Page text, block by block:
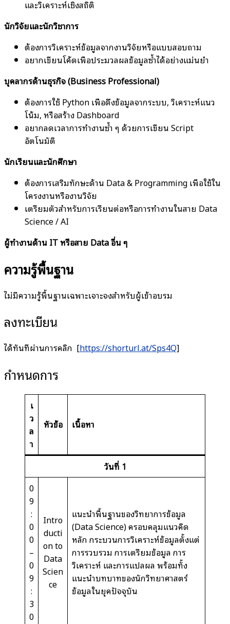
และวิเคราะห์เชิงสถิติ
นักวิจัยและนักวิชาการ
ต้องการวิเคราะห์ข้อมูลจากงานวิจัยหรือแบบสอบถาม
อยากเขียนโค้ดเพื่อประมวลผลข้อมูลซ้ำได้อย่างแม่นยำ
บุคลากรด้านธุรกิจ (Business Professional)
ต้องการใช้ Python เพื่อดึงข้อมูลจากระบบ, วิเคราะห์แนว
โน้ม, หรือสร้าง Dashboard
อยากลดเวลาการทำงานซ้ำ ๆ ด้วยการเขียน Script
อัตโนมัติ
นักเรียนและนักศึกษา
ต้องการเสริมทักษะด้าน Data & Programming เพื่อใช้ใน
โครงงานหรืองานวิจัย
เตรียมตัวสำหรับการเรียนต่อหรือการทำงานในสาย Data
Science / AI
ผู้ทำงานด้าน IT หรือสาย Data อื่น ๆ
ความรู้พื้นฐาน
ไม่มีความรู้พื้นฐานเฉพาะเจาะจงสำหรับผู้เข้าอบรม
ลงทะเบียน
ได้ทันทีผ่านการคลิก [https://shorturl.at/Sps4Q]
กำหนดการ
เ
ว
ล
า
หัวข้อ เนื้อหา
วันที่ 1
0
9
:
0
0
–
0
9
:
3
0
Intro
ducti
on to
Data
Scien
ce
แนะนำพื้นฐานของวิทยาการข้อมูล
(Data Science) ครอบคลุมแนวคิด
หลัก กระบวนการวิเคราะห์ข้อมูลตั้งแต่
การรวบรวม การเตรียมข้อมูล การ
วิเคราะห์ และการแปลผล พร้อมทั้ง
แนะนำบทบาทของนักวิทยาศาสตร์
ข้อมูลในยุคปัจจุบัน